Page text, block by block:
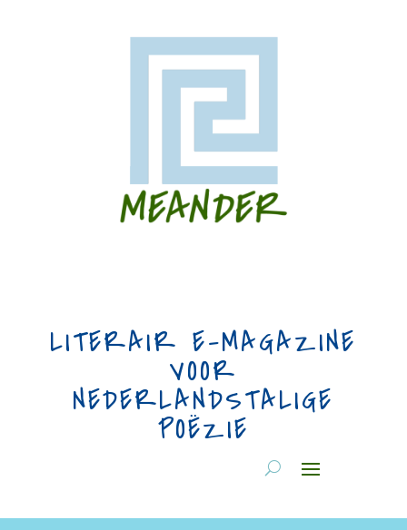
LITERAIR E-MAGAZINE
VOOR
NEDERLANDSTALIGE
POËZIE